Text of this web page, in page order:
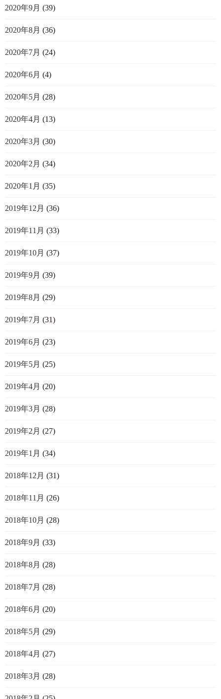
2020年9月 (39)
2020年8月 (36)
2020年7月 (24)
2020年6月 (4)
2020年5月 (28)
2020年4月 (13)
2020年3月 (30)
2020年2月 (34)
2020年1月 (35)
2019年12月 (36)
2019年11月 (33)
2019年10月 (37)
2019年9月 (39)
2019年8月 (29)
2019年7月 (31)
2019年6月 (23)
2019年5月 (25)
2019年4月 (20)
2019年3月 (28)
2019年2月 (27)
2019年1月 (34)
2018年12月 (31)
2018年11月 (26)
2018年10月 (28)
2018年9月 (33)
2018年8月 (28)
2018年7月 (28)
2018年6月 (20)
2018年5月 (29)
2018年4月 (27)
2018年3月 (28)